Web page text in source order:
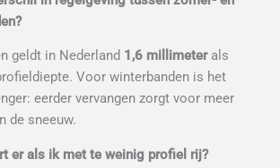
geldt in Nederland 1,6 millimeterals
Voor winterbanden is het
eerder vervangen zorgt voor meer
de sneeuw.
er als ik met te weinig profiel rij?